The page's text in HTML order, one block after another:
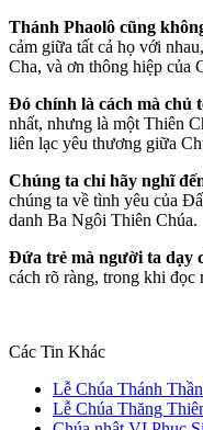
Thánh Phaolô cũng
cảm giữa tất cả họ với
Cha, và ơn thông hiệp của
Đó chính là cách mà chủ
nhất, nhưng là một Thiên
liên lạc yêu thương giữa
Chúng ta chỉ hãy nghĩ
chúng ta về tình yêu của
danh Ba Ngôi Thiên Chúa.
Đứa trẻ mà người ta dạy
cách rõ ràng, trong khi đọc
Các Tin Khác
Lễ Chúa Thánh
Lễ Chúa Thăng